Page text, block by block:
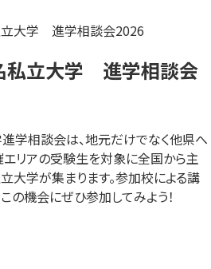
大学 進学相談会2026
私立大学 進学相談会
学相談会は、地元だけでなく他県へ
リアの受験生を対象に全国から主
大学が集まります。参加校による講
の機会にぜひ参加してみよう！